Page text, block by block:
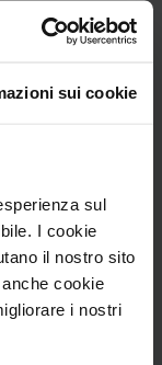
sui cookie
sul
I cookie
il nostro sito
cookie
i nostri
10